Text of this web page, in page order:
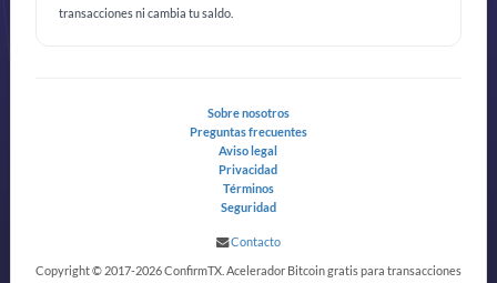
transacciones ni cambia tu saldo.
Sobre nosotros
Preguntas frecuentes
Aviso legal
Privacidad
Términos
Seguridad
Contacto
Copyright © 2017-2026 ConfirmTX. Acelerador Bitcoin gratis para transacciones